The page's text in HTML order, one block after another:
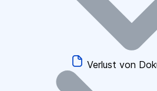
Verlust von